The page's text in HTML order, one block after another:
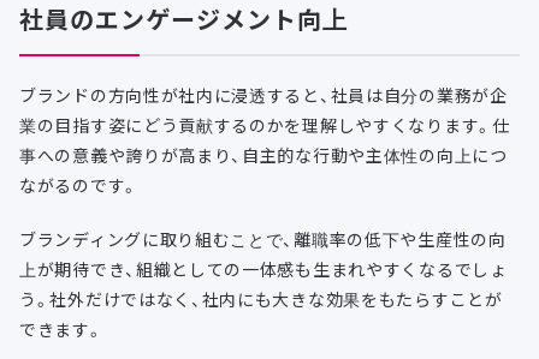
社員のエンゲージメント向上
ブランドの方向性が社内に浸透すると、社員は自分の業務が企
業の目指す姿にどう貢献するのかを理解しやすくなります。仕
事への意義や誇りが高まり、自主的な行動や主体性の向上につ
ながるのです。
ブランディングに取り組むことで、離職率の低下や生産性の向
上が期待でき、組織としての一体感も生まれやすくなるでしょ
う。社外だけではなく、社内にも大きな効果をもたらすことが
できます。